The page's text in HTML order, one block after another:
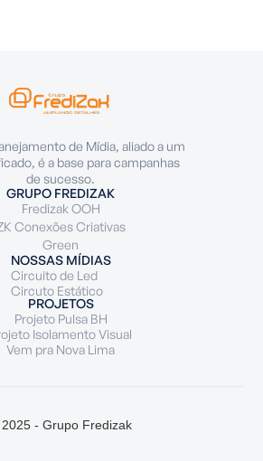
de Mídia, aliado a um
é a base para campanhas
de sucesso.
GRUPO FREDIZAK
Fredizak OOH
Conexões Criativas
Green
NOSSAS MÍDIAS
Circuito de Led
Circuto Estático
PROJETOS
Projeto Pulsa BH
Isolamento Visual
Vem pra Nova Lima
- Grupo Fredizak